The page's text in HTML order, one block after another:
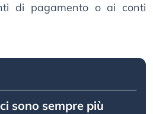
di pagamento o ai conti
sono sempre più